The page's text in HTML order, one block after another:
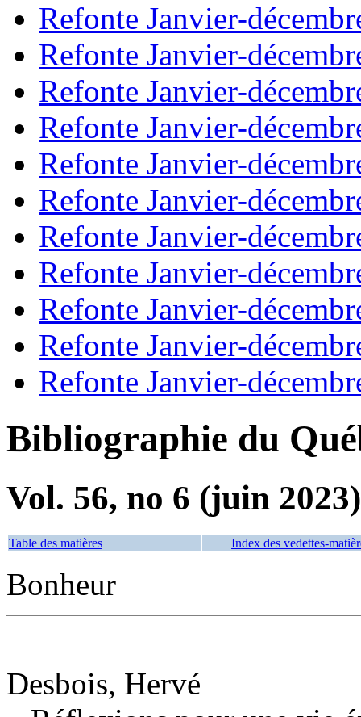
Refonte Janvier-
Refonte Janvier-
Refonte Janvier-
Refonte Janvier-
Refonte Janvier-
Refonte Janvier-
Refonte Janvier-
Refonte Janvier-
Refonte Janvier-
Refonte Janvier-
Refonte Janvier-
Bibliographie du
Vol. 56, no 6 (juin 2023)
Table des matières Index des vedettes-
Bonheur
Desbois, Hervé